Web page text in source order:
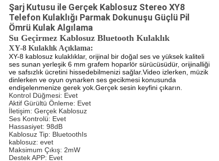
Şarj Kutusu ile Gerçek Kablosuz Stereo XY8
Telefon Kulaklığı Parmak Dokunuşu Güçlü Pil
Ömrü Kulak Algılama
Su Geçirmez Kablosuz Bluetooth Kulaklık
XY-8 Kulaklık Açıklama:
XY-8 kablosuz kulaklıklar, orijinal bir doğal ses ve yüksek kaliteli
ses sunan yerleşik 6 mm grafem hoparlör sürücüsüdür, orijinalliği
ve safsızlık ücretini hissedebilmenizi sağlar.Video izlerken, müzik
dinlerken ve oyun oynarken ses gecikmesi konusunda
endişelenmenize gerek yok.Gerçek sesin keyfini çıkarın.
Kontrol Düğmesi: Evet
Aktif Gürültü Önleme: Evet
İletişim: Gerçek Kablosuz
Ses Kontrolü: Evet
Hassasiyet: 98dB
Kablosuz Tip: BluetoothIs
kablosuz: evet
Maksimum Çıkış: 2mW
Destek APP: Evet